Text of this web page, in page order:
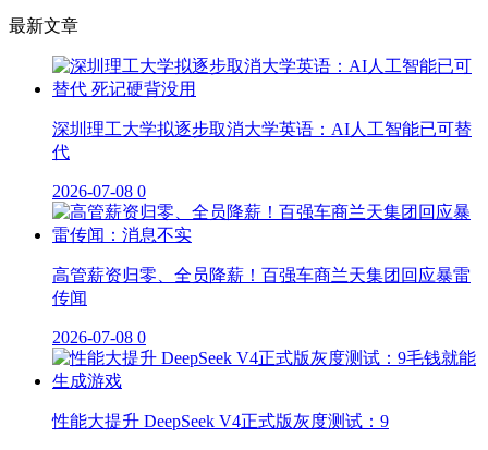
最新文章
深圳理工大学拟逐步取消大学英语：AI人工智能已可替
代
2026-07-08 0
高管薪资归零、全员降薪！百强车商兰天集团回应暴雷
传闻
2026-07-08 0
性能大提升 DeepSeek V4正式版灰度测试：9